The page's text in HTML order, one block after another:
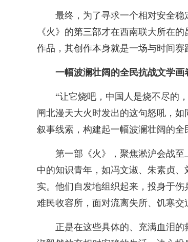
最终，为了寻求一个相对安全稳
《火》的第三部才在西南联大所在
作品，其创作本身就是一场与时间赛
一幅波澜壮阔的全民抗战文学画
“让它烧吧，中国人是烧不尽的
闸北漫天大火时发出的这句怒吼，
叙事线索，构建起一幅波澜壮阔的全
第一部《火》，聚焦淞沪会战
中的知识青年，如冯文淑、朱素贞
实。他们自发地组织起来，投身于
难民收容所，面对流离失所、饥寒交
正是在这些具体的、充满血泪